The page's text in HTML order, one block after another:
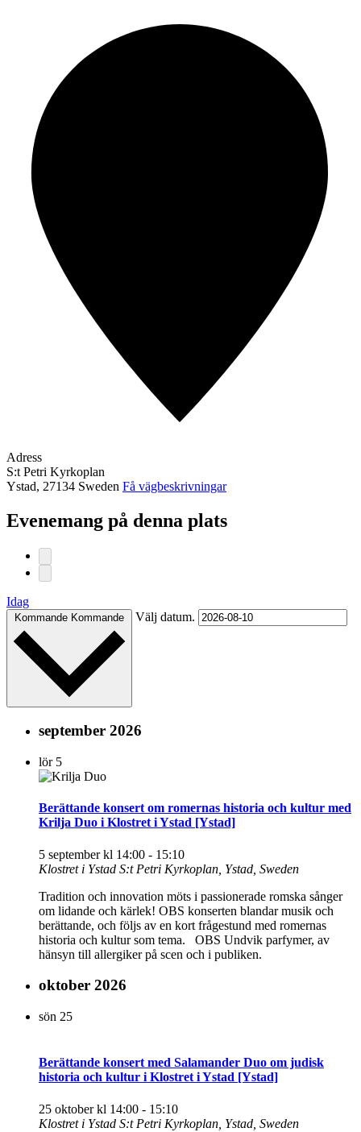
Adress
S:t Petri Kyrkoplan
Ystad, 27134 Sweden Få vägbeskrivningar
Evenemang på denna plats
Idag
Kommande Kommande Välj datum.
september 2026
lör 5
Berättande konsert om romernas historia och kultur med
Krilja Duo i Klostret i Ystad [Ystad]
5 september kl 14:00 - 15:10
Klostret i Ystad S:t Petri Kyrkoplan, Ystad, Sweden
Tradition och innovation möts i passionerade romska sånger
om lidande och kärlek! OBS konserten blandar musik och
berättande, och följs av en kort frågestund med romernas
historia och kultur som tema. OBS Undvik parfymer, av
hänsyn till allergiker på scen och i publiken.
oktober 2026
sön 25
Berättande konsert med Salamander Duo om judisk
historia och kultur i Klostret i Ystad [Ystad]
25 oktober kl 14:00 - 15:10
Klostret i Ystad S:t Petri Kyrkoplan, Ystad, Sweden